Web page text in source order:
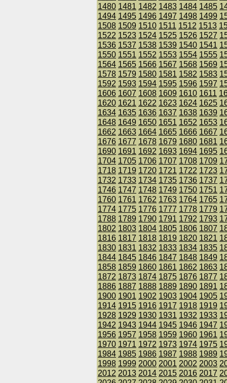
1480 1481 1482 1483 1484 1485
1494 1495 1496 1497 1498 1499
1508 1509 1510 1511 1512 1513
1522 1523 1524 1525 1526 1527
1536 1537 1538 1539 1540 1541
1550 1551 1552 1553 1554 1555
1564 1565 1566 1567 1568 1569
1578 1579 1580 1581 1582 1583
1592 1593 1594 1595 1596 1597
1606 1607 1608 1609 1610 1611
1620 1621 1622 1623 1624 1625
1634 1635 1636 1637 1638 1639
1648 1649 1650 1651 1652 1653
1662 1663 1664 1665 1666 1667
1676 1677 1678 1679 1680 1681
1690 1691 1692 1693 1694 1695
1704 1705 1706 1707 1708 1709
1718 1719 1720 1721 1722 1723
1732 1733 1734 1735 1736 1737
1746 1747 1748 1749 1750 1751
1760 1761 1762 1763 1764 1765
1774 1775 1776 1777 1778 1779
1788 1789 1790 1791 1792 1793
1802 1803 1804 1805 1806 1807
1816 1817 1818 1819 1820 1821
1830 1831 1832 1833 1834 1835
1844 1845 1846 1847 1848 1849
1858 1859 1860 1861 1862 1863
1872 1873 1874 1875 1876 1877
1886 1887 1888 1889 1890 1891
1900 1901 1902 1903 1904 1905
1914 1915 1916 1917 1918 1919
1928 1929 1930 1931 1932 1933
1942 1943 1944 1945 1946 1947
1956 1957 1958 1959 1960 1961
1970 1971 1972 1973 1974 1975
1984 1985 1986 1987 1988 1989
1998 1999 2000 2001 2002 2003
2012 2013 2014 2015 2016 2017